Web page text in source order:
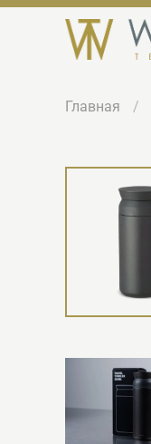
Главная